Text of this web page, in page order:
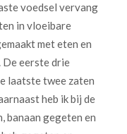
voedsel vervang
in vloeibare
met eten en
De eerste drie
laatste twee zaten
heb ik bij de
banaan gegeten en